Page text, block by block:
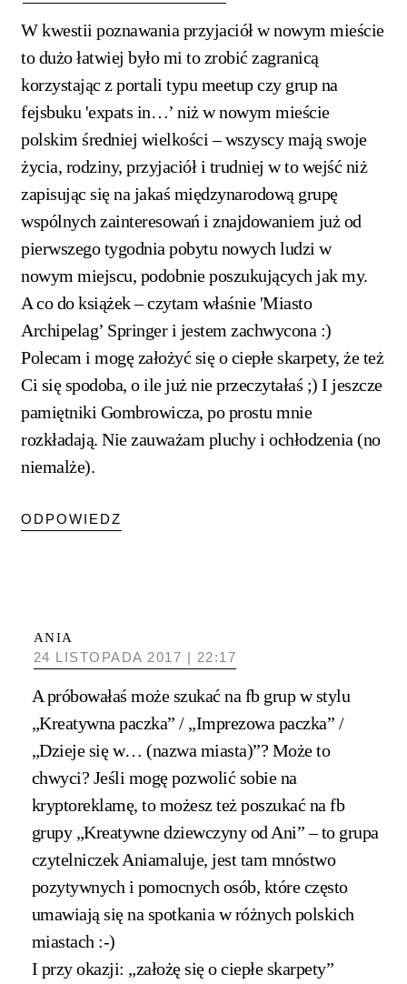
W kwestii poznawania przyjaciół w nowym mieście
to dużo łatwiej było mi to zrobić zagranicą
korzystając z portali typu meetup czy grup na
fejsbuku 'expats in…’ niż w nowym mieście
polskim średniej wielkości – wszyscy mają swoje
życia, rodziny, przyjaciół i trudniej w to wejść niż
zapisując się na jakaś międzynarodową grupę
wspólnych zainteresowań i znajdowaniem już od
pierwszego tygodnia pobytu nowych ludzi w
nowym miejscu, podobnie poszukujących jak my.
A co do książek – czytam właśnie 'Miasto
Archipelag’ Springer i jestem zachwycona :)
Polecam i mogę założyć się o ciepłe skarpety, że też
Ci się spodoba, o ile już nie przeczytałaś ;) I jeszcze
pamiętniki Gombrowicza, po prostu mnie
rozkładają. Nie zauważam pluchy i ochłodzenia (no
niemalże).
ODPOWIEDZ
ANIA
24 LISTOPADA 2017 | 22:17
A próbowałaś może szukać na fb grup w stylu
„Kreatywna paczka” / „Imprezowa paczka” /
„Dzieje się w… (nazwa miasta)”? Może to
chwyci? Jeśli mogę pozwolić sobie na
kryptoreklamę, to możesz też poszukać na fb
grupy „Kreatywne dziewczyny od Ani” – to grupa
czytelniczek Aniamaluje, jest tam mnóstwo
pozytywnych i pomocnych osób, które często
umawiają się na spotkania w różnych polskich
miastach :-)
I przy okazji: „założę się o ciepłe skarpety”